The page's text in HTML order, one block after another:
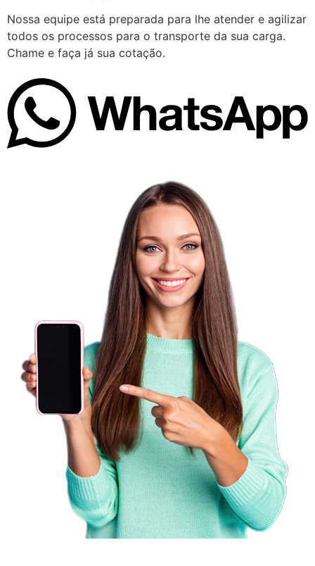
Nossa equipe está preparada para lhe atender e agilizar
todos os processos para o transporte da sua carga.
Chame e faça já sua cotação.